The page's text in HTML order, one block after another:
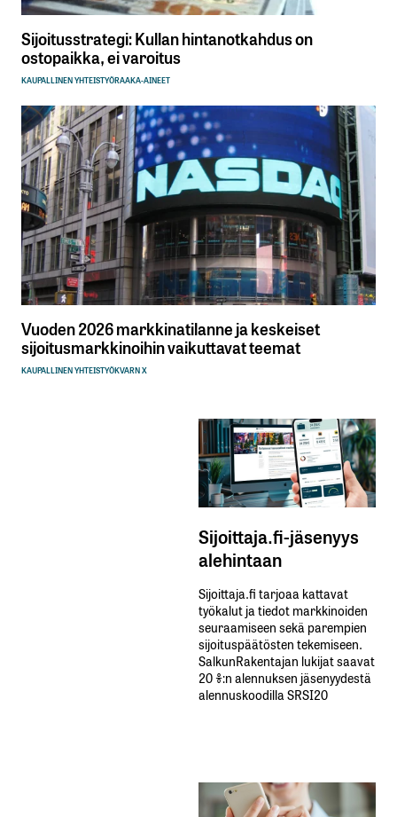
Sijoitusstrategi: Kullan hintanotkahdus on
ostopaikka, ei varoitus
KAUPALLINEN YHTEISTYÖRAAKA-AINEET
Vuoden 2026 markkinatilanne ja keskeiset
sijoitusmarkkinoihin vaikuttavat teemat
KAUPALLINEN YHTEISTYÖKVARN X
Sijoittaja.fi-jäsenyys
alehintaan
Sijoittaja.fi tarjoaa kattavat
työkalut ja tiedot markkinoiden
seuraamiseen sekä parempien
sijoituspäätösten tekemiseen.
SalkunRakentajan lukijat saavat
20 %:n alennuksen jäsenyydestä
alennuskoodilla SRSI20